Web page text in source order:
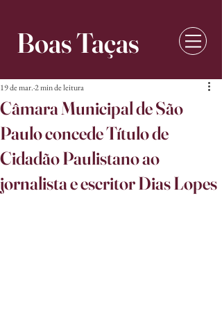
Boas Taças
Câmara Municipal de São
Paulo concede Título de
Cidadão Paulistano ao
jornalista e escritor Dias Lopes
19 de mar.2 min de leitura